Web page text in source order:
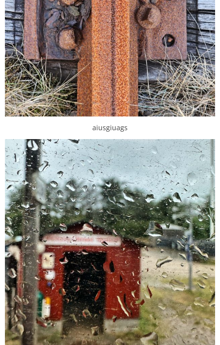
aiusgiuags